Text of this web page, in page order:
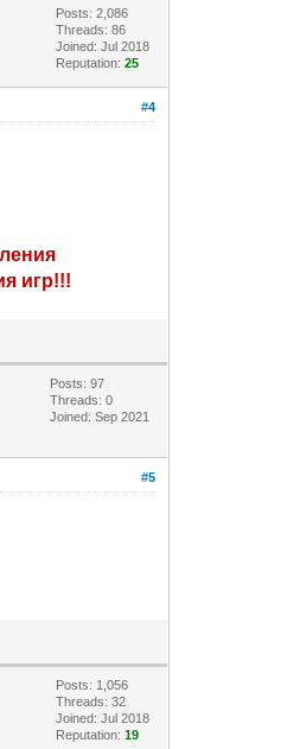
Posts: 2,086
Threads: 86
Joined: Jul 2018
Reputation:25
#4
игр!!!
Posts: 97
Threads: 0
Joined: Sep 2021
#5
Posts: 1,056
Threads: 32
Joined: Jul 2018
Reputation:19